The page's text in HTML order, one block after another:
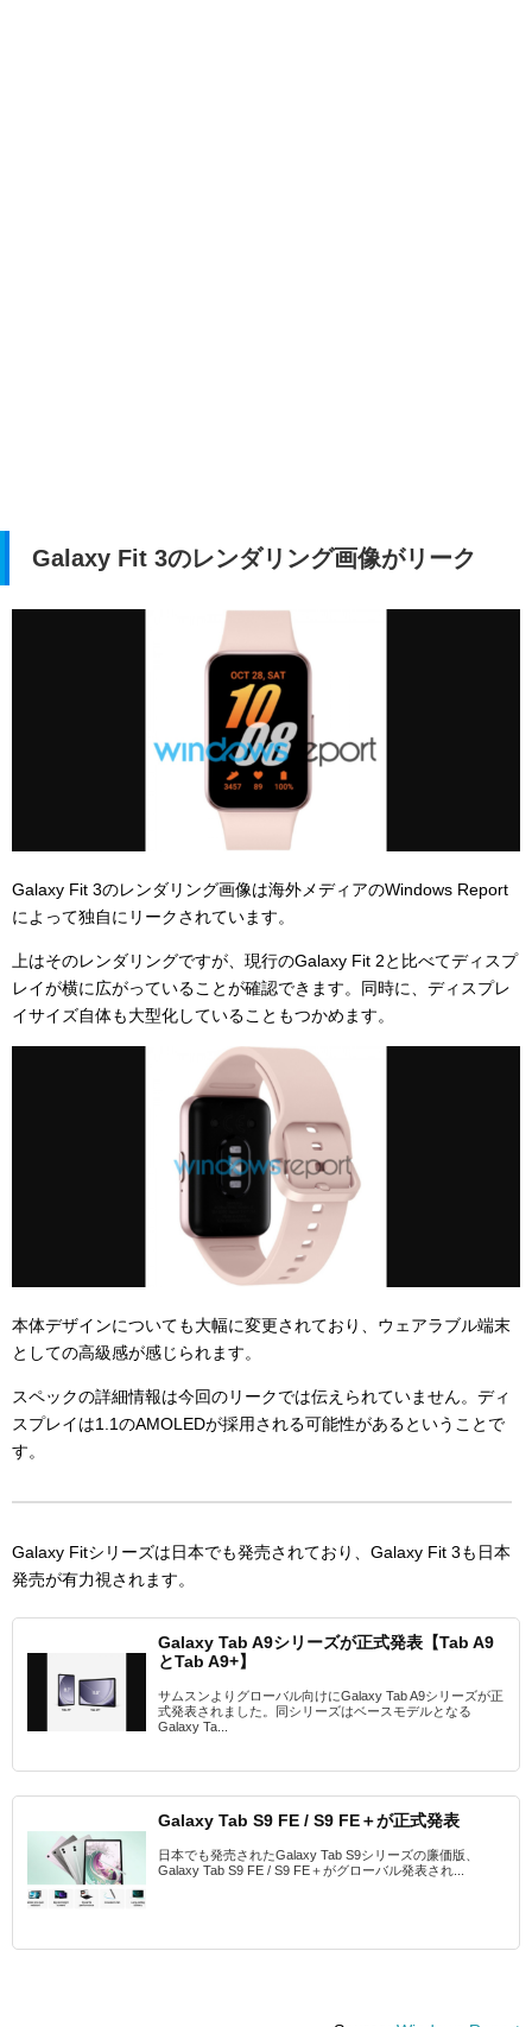
Galaxy Fit 3のレンダリング画像がリーク
Galaxy Fit 3のレンダリング画像は海外メディアのWindows Report
によって独自にリークされています。
上はそのレンダリングですが、現行のGalaxy Fit 2と比べてディスプ
レイが横に広がっていることが確認できます。同時に、ディスプレ
イサイズ自体も大型化していることもつかめます。
本体デザインについても大幅に変更されており、ウェアラブル端末
としての高級感が感じられます。
スペックの詳細情報は今回のリークでは伝えられていません。ディ
スプレイは1.1のAMOLEDが採用される可能性があるということで
す。
Galaxy Fitシリーズは日本でも発売されており、Galaxy Fit 3も日本
発売が有力視されます。
Galaxy Tab A9シリーズが正式発表【Tab A9
とTab A9+】
サムスンよりグローバル向けにGalaxy Tab A9シリーズが正
式発表されました。同シリーズはベースモデルとなる
Galaxy Ta...
Galaxy Tab S9 FE / S9 FE＋が正式発表
日本でも発売されたGalaxy Tab S9シリーズの廉価版、
Galaxy Tab S9 FE / S9 FE＋がグローバル発表され...